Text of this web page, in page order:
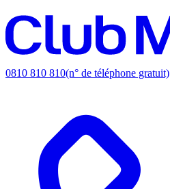
0810 810 810(n° de téléphone gratuit)